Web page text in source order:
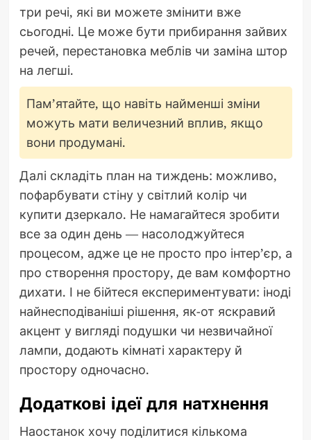
три речі, які ви можете змінити вже
сьогодні. Це може бути прибирання зайвих
речей, перестановка меблів чи заміна штор
на легші.
Пам’ятайте, що навіть найменші зміни
можуть мати величезний вплив, якщо
вони продумані.
Далі складіть план на тиждень: можливо,
пофарбувати стіну у світлий колір чи
купити дзеркало. Не намагайтеся зробити
все за один день — насолоджуйтеся
процесом, адже це не просто про інтер’єр, а
про створення простору, де вам комфортно
дихати. І не бійтеся експериментувати: іноді
найнесподіваніші рішення, як-от яскравий
акцент у вигляді подушки чи незвичайної
лампи, додають кімнаті характеру й
простору одночасно.
Додаткові ідеї для натхнення
Наостанок хочу поділитися кількома